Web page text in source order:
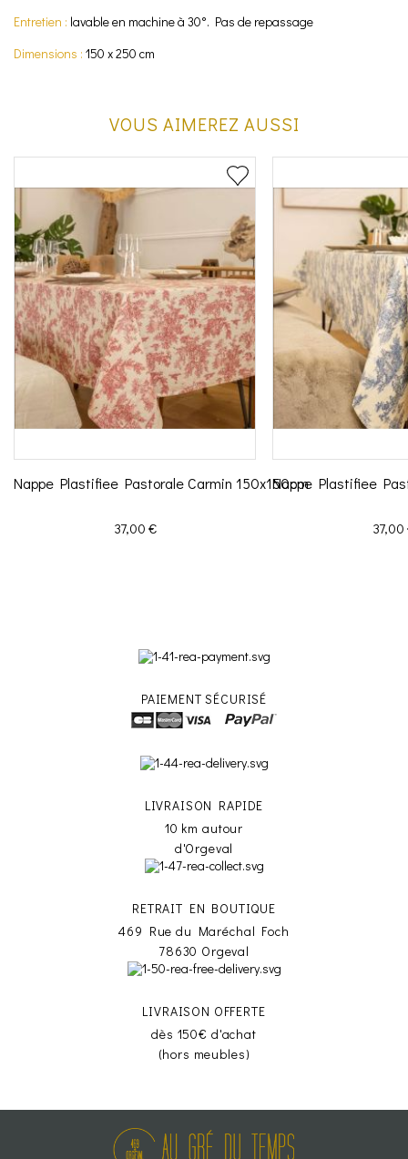
Entretien : lavable en machine à 30°. Pas de repassage
Dimensions : 150 x 250 cm
VOUS AIMEREZ AUSSI
Nappe Plastifiee Pastorale Carmin 150x150cm
Prix
37,00 €
Nappe Plastifiee
Prix
37,00
PAIEMENT SÉCURISÉ
LIVRAISON RAPIDE
10 km autour
d'Orgeval
RETRAIT EN BOUTIQUE
469 Rue du Maréchal Foch
78630 Orgeval
LIVRAISON OFFERTE
dès 150€ d'achat
(hors meubles)